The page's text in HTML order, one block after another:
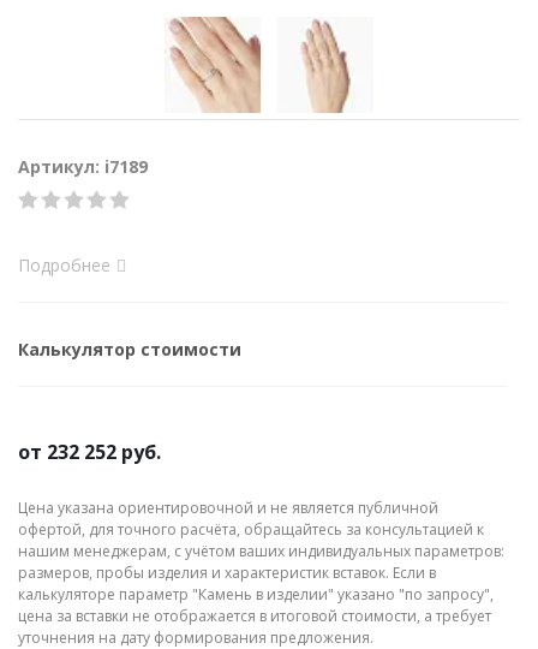
Артикул: i7189
Подробнее
Калькулятор стоимости
от 232 252 руб.
Цена указана ориентировочной и не является публичной
офертой, для точного расчёта, обращайтесь за консультацией к
нашим менеджерам, с учётом ваших индивидуальных параметров:
размеров, пробы изделия и характеристик вставок. Если в
калькуляторе параметр "Камень в изделии" указано "по запросу",
цена за вставки не отображается в итоговой стоимости, а требует
уточнения на дату формирования предложения.